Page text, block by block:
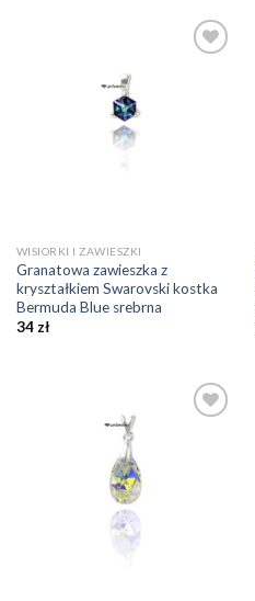
WISIORKI I ZAWIESZKI
Granatowa zawieszka z
kryształkiem Swarovski kostka
Bermuda Blue srebrna
34zł